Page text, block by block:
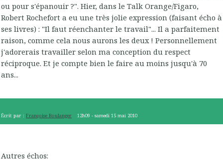
ou pour s'épanouir ?". Hier, dans le Talk Orange/Figaro,
Robert Rochefort a eu une très jolie expression (faisant écho à
ses livres) : "Il faut réenchanter le travail"... Il a parfaitement
raison, comme cela nous aurons les deux ! Personnellement
j'adorerais travailler selon ma conception du respect
réciproque. Et je compte bien le faire au moins jusqu'à 70
ans...
Écrit par : Françoise Boulanger 12h09 -samedi 15 mai 2010
Autres échos: